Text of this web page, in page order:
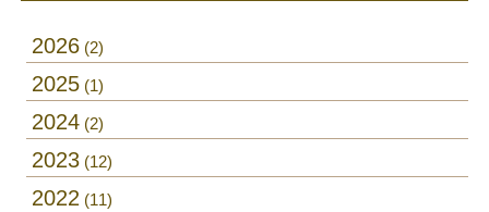
2026 2
2025 1
2024 2
2023 12
2022 11